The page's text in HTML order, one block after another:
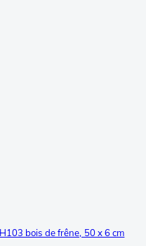
bois de frêne, 50 x 6 cm